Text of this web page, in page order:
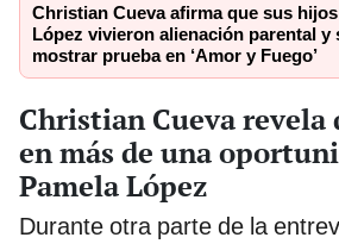
Christian Cueva afirma que sus
López vivieron alienación parental y
mostrar prueba en ‘Amor y Fuego’
Christian Cueva revela
en más de una
Pamela López
Durante otra parte de la